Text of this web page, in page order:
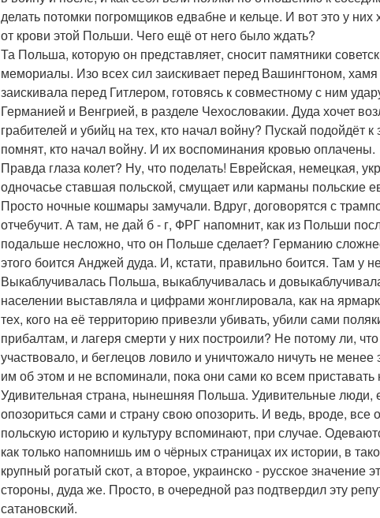
делать потомки погромщиков едвабне и кельце. И вот это у
от крови этой Польши. Чего ещё от него было ждать?
Та Польша, которую он представляет, сносит памятники
мемориалы. Изо всех сил заискивает перед Вашингтоном,
заискивала перед Гитлером, готовясь к совместному с ним
Германией и Венгрией, в разделе Чехословакии. Дуда хочет
грабителей и убийц на тех, кто начал войну? Пускай
помнят, кто начал войну. И их воспоминания кровью оплачены.
Правда глаза колет? Ну, что поделать! Еврейская, немецкая,
одночасье ставшая польской, смущает или карманы польские
Просто ночные кошмары замучали. Вдруг, договорятся с
отчебучит. А там, не дай б - г, ФРГ напомнит, как из Польши
подальше несложно, что он Польше сделает? Германию
этого боится Анджей дуда. И, кстати, правильно боится. Там у
Выкаблучивалась Польша, выкаблучивалась и
населении выставляла и цифрами жонглировала, как на
тех, кого на её территорию привезли убивать, убили сами
прибалтам, и лагеря смерти у них построили? Не потому ли,
участвовало, и беглецов ловило и уничтожало ничуть не
им об этом и не вспоминали, пока они сами ко всем приставать
Удивительная страна, нынешняя Польша. Удивительные
опозориться сами и страну свою опозорить. И ведь, вроде,
польскую историю и культуру вспоминают, при случае.
как только напомнишь им о чёрных страницах их истории, в
крупный рогатый скот, а второе, украинско - русское значение
стороны, дуда же. Просто, в очередной раз подтвердил эту
сатановский.